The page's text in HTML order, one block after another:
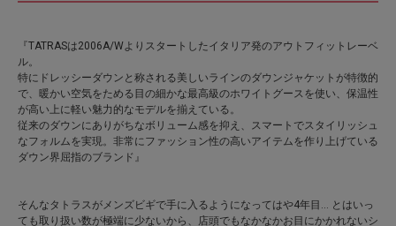
『TATRASは2006A/Wよりスタートしたイタリア発のアウトフィットレーベ
ル。
特にドレッシーダウンと称される美しいラインのダウンジャケットが特徴的
で、暖かい空気をためる目の細かな最高級のホワイトグースを使い、保温性
が高い上に軽い魅力的なモデルを揃えている。
従来のダウンにありがちなボリューム感を抑え、スマートでスタイリッシュ
なフォルムを実現。非常にファッション性の高いアイテムを作り上げている
ダウン界屈指のブランド』
そんなタトラスがメンズビギで手に入るようになってはや4年目… とはいっ
ても取り扱い数が極端に少ないから、店頭でもなかなかお目にかかれないシ